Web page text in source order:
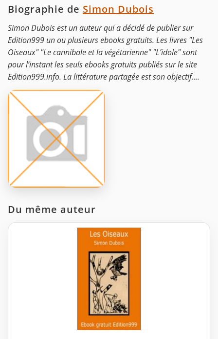
Biographie de Simon Dubois
Simon Dubois est un auteur qui a décidé de publier sur
Edition999 un ou plusieurs ebooks gratuits. Les livres "Les
Oiseaux" "Le cannibale et la végétarienne" "L’idole" sont
pour l’instant les seuls ebooks gratuits publiés sur le site
Edition999.info. La littérature partagée est son objectif....
Du même auteur